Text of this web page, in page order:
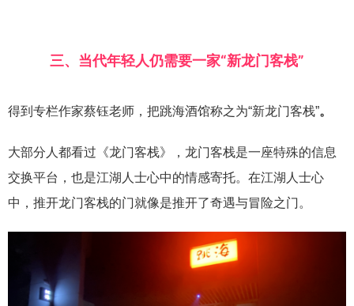
三、 当代年轻人仍需要一家“新龙门客栈”
得到专栏作家蔡钰老师，把跳海酒馆称之为“新龙门客栈”。
大部分人都看过《龙门客栈》，龙门客栈是一座特殊的信息
交换平台，也是江湖人士心中的情感寄托。在江湖人士心
中，推开龙门客栈的门就像是推开了奇遇与冒险之门。